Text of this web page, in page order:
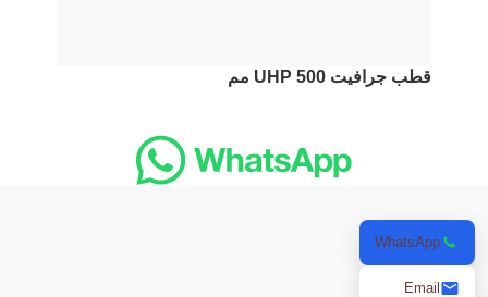
قطب جرافيت UHP 500 مم
WhatsApp
Email